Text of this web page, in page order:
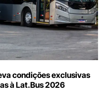
condições exclusivas
à Lat.Bus 2026